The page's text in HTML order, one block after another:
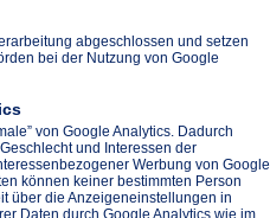
abgeschlossen und setzen
bei der Nutzung von Google
von Google Analytics. Dadurch
und Interessen der
Werbung von Google
können keiner bestimmten Person
über die Anzeigeneinstellungen in
Daten durch Google Analytics wie im